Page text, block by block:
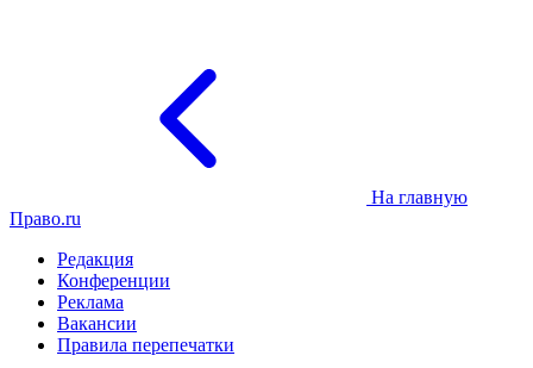
На главную
Право.ru
Редакция
Конференции
Реклама
Вакансии
Правила перепечатки